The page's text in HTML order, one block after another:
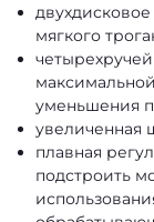
мягкого
уменьшения
увеличенная
плавная
подстроить